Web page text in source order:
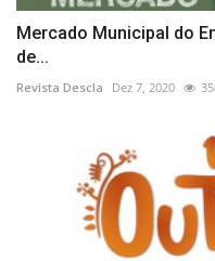
Mercado Municipal do
de...
Revista Descla Dez 7, 2020